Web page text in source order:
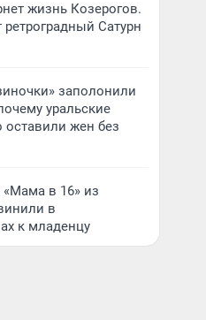
жизнь Козерогов.
ретроградный Сатурн
заполонили
уральские
оставили жен без
в 16» из
в
к младенцу